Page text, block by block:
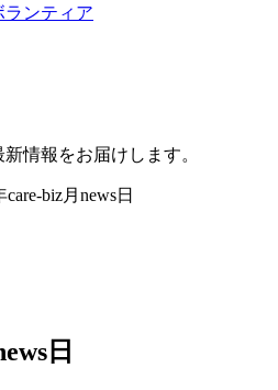
ランティア
情報をお届けします。
care-biz月news日
日